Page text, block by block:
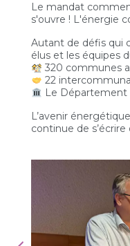
Le mandat
s'ouvre ! L'énergie
Autant de défis qui
élus et les équipes
320 communes
22
Le Département
L’avenir
continue de